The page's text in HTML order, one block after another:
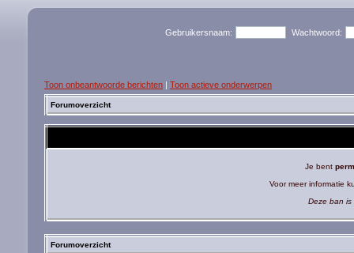
Gebruikersnaam: Wachtwoord:
Toon onbeantwoorde berichten | Toon actieve onderwerpen
Forumoverzicht
Je bent
Voor meer informatie
Deze ban is
Forumoverzicht